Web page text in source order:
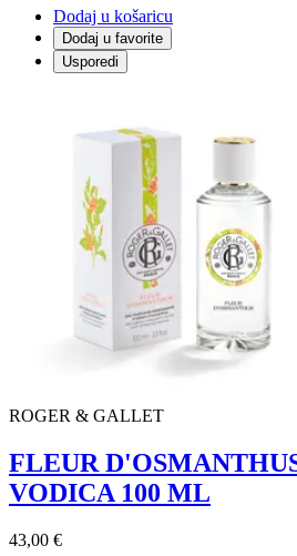
Dodaj u košaricu
Dodaj u favorite
Usporedi
ROGER & GALLET
FLEUR
VODICA 100 ML
43,00 €